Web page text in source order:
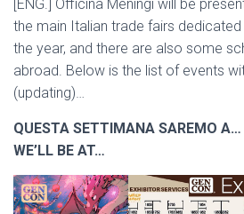
[ENG.] Officina Meningi will be
the main Italian trade fairs
the year, and there are also some
abroad. Below is the list of events
(updating)…
QUESTA SETTIMANA SAREMO A…
WE’LL BE AT…